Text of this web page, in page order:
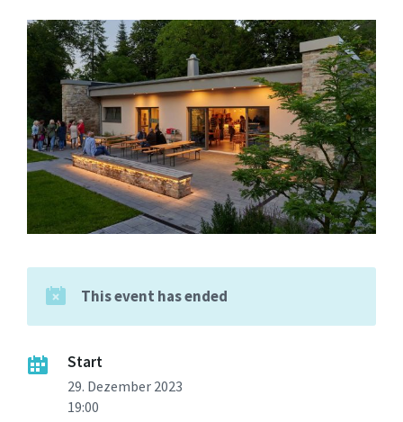
This event has ended
Start
29. Dezember 2023
19:00